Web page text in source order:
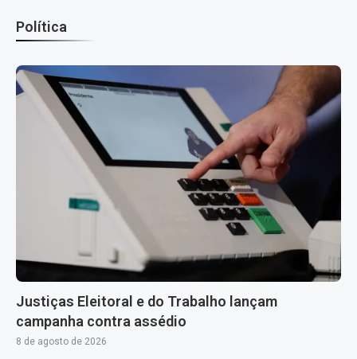
Política
Justiças Eleitoral e do Trabalho lançam
campanha contra assédio
8 de agosto de 2026